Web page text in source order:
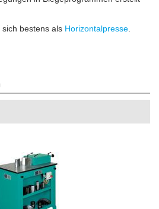
bestens als Horizontalpresse